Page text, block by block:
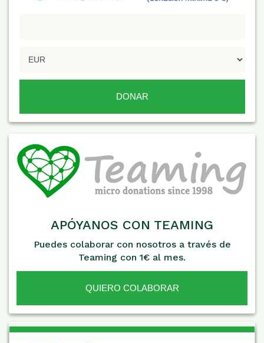
APÓYANOS CON TEAMING
Puedes colaborar con nosotros a través de
Teaming con 1€ al mes.
QUIERO COLABORAR
De Interés